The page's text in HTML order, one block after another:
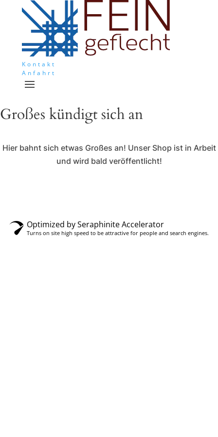
Kontakt
Anfahrt
Großes kündigt sich an
Hier bahnt sich etwas Großes an! Unser Shop ist in Arbeit
und wird bald veröffentlicht!
Optimized by Seraphinite Accelerator
Turns on site high speed to be attractive for people and search engines.